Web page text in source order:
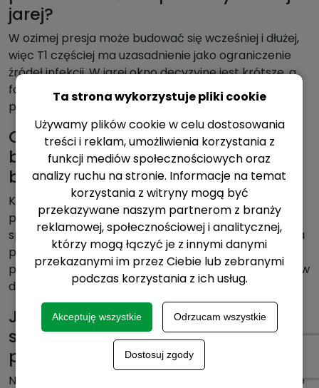
Ta strona wykorzystuje pliki cookie
Używamy plików cookie w celu dostosowania
treści i reklam, umożliwienia korzystania z
funkcji mediów społecznościowych oraz
analizy ruchu na stronie. Informacje na temat
korzystania z witryny mogą być
przekazywane naszym partnerom z branży
reklamowej, społecznościowej i analitycznej,
którzy mogą łączyć je z innymi danymi
przekazanymi im przez Ciebie lub zebranymi
podczas korzystania z ich usług.
Akceptuję wszystkie Odrzucam wszystkie
Dostosuj zgody
jarej?
W ozimej presja może budować się wcześniej i dłużej,
więc T1 częściej ma uzasadnienie jako ograniczenie
źródeł infekcji. W jarej okno decyzyjne jest krótsze, a
fazy szybko postępują, dlatego kluczowa jest
precyzja terminu i jakość pokrycia w T2.
Czy istnieje „tani oprysk na
brunatną plamistość liści”, który
będzie skuteczny?
Koszt zabiegu nie powinien przesłaniać terminu i
programu. Najtańszy zabieg staje się drogi, jeśli jest
spóźniony i nie chroni liścia flagowego. Optymalizacja
polega zwykle na dopasowaniu intensywności
programu do presji i utrzymaniu rotacji mechanizmów
działania.
Jakie czynniki najczęściej obniżają
skuteczność zabiegu na brunatną
plamistość liści?
Najczęściej są to: zbyt późny termin, nierównomierne